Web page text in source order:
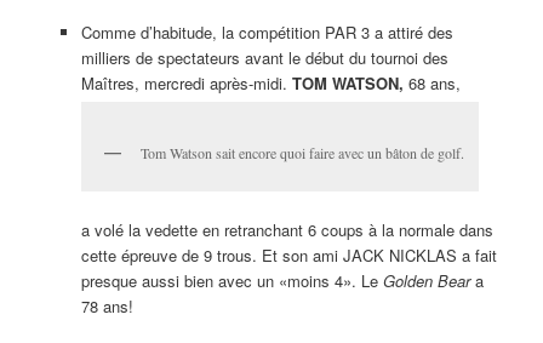
Comme d’habitude, la compétition PAR 3 a attiré des
milliers de spectateurs avant le début du tournoi des
Maîtres, mercredi après-midi. TOM WATSON, 68 ans,
Tom Watson sait encore quoi faire avec un bâton de golf.
a volé la vedette en retranchant 6 coups à la normale dans
cette épreuve de 9 trous. Et son ami JACK NICKLAS a fait
presque aussi bien avec un «moins 4». Le Golden Beara
78 ans!